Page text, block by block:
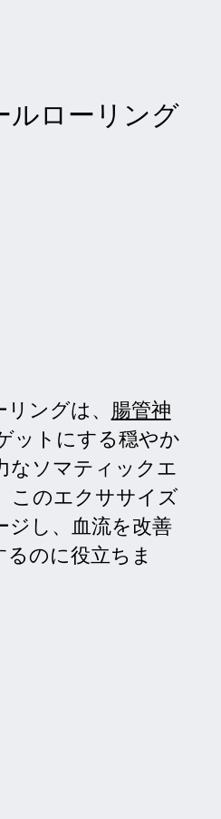
ルローリング
ングは、 腸管神
ットにする穏やか
なソマティックエ
このエクササイズ
ジし、血流を改善
るのに役立ちま